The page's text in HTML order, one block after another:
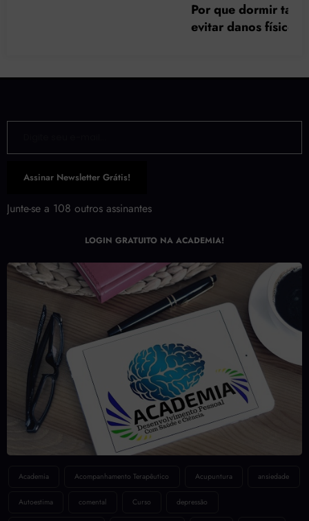
Por que dormir tarde faz mal à saúde e como
evitar danos físicos e psicológicos?
Assinar Newsletter Grátis!
Junte-se a 108 outros assinantes
LOGIN GRATUITO NA ACADEMIA!
Academia Acompanhamento Terapêutico Acupuntura